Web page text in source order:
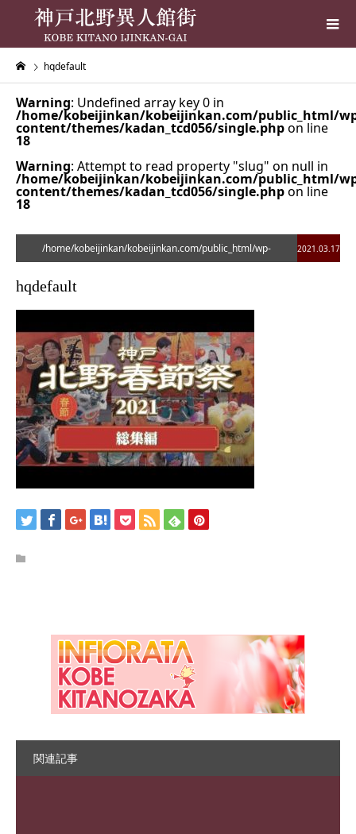
hqdefault
Warning: Undefined array key 0 in
/home/kobeijinkan/kobeijinkan.com/public_html/
content/themes/kadan_tcd056/single.phpon line
18
Warning: Attempt to read property "slug" on null in
/home/kobeijinkan/kobeijinkan.com/public_html/
content/themes/kadan_tcd056/single.phpon line
18
/home/kobeijinkan/kobeijinkan.com/public_html/wp-
Warning: Undefined array key 0 in
/home/kobeijinkan/kobeijinkan.com/public_html/wp-
content/themes/kadan_tcd056/single.phpon line
Warning : Attempt to read property "name" on null in
/home/kobeijinkan/kobeijinkan.com/public_html/wp-
2021.03.17
hqdefault
関連記事